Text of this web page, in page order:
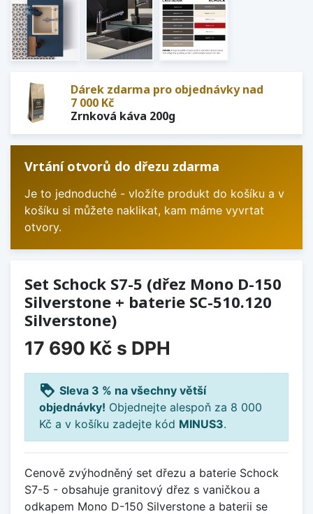
Dárek zdarma pro objednávky nad
7 000 Kč
Zrnková káva 200g
Vrtání otvorů do dřezu zdarma
Je to jednoduché - vložíte produkt do košíku a v
košíku si můžete naklikat, kam máme vyvrtat
otvory.
Set Schock S7-5 (dřez Mono D-150
Silverstone + baterie SC-510.120
Silverstone)
17 690 Kč s DPH
loyalty Sleva 3 % na všechny větší
objednávky! Objednejte alespoň za 8 000
Kč a v košíku zadejte kód MINUS3.
Cenově zvýhodněný set dřezu a baterie Schock
S7-5 - obsahuje granitový dřez s vaničkou a
odkapem Mono D-150 Silverstone a baterii se